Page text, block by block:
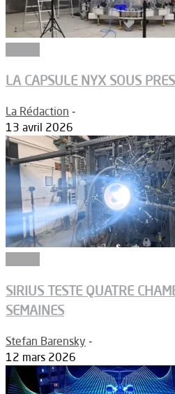
LA CAPSULE NYX SOUS
La Rédaction -
13 avril 2026
SIRIUS TESTE QUATRE
SEMAINES
Stefan Barensky -
12 mars 2026